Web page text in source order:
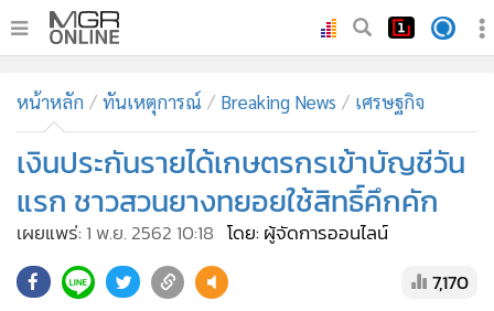
ทันเหตุการณ์
• ภาคใต้
Online Section
• ผู้จัดการรายวัน
หน้าหลัก ทันเหตุการณ์ Breaking News เศรษฐกิจ
เงินประกันรายได้เกษตรกรเข้าบัญชีวัน
แรก ชาวสวนยางทยอยใช้สิทธิ์คึกคัก
เผยแพร่: 1 พ.ย. 2562 10:18 โดย: ผู้จัดการออนไลน์
7,170